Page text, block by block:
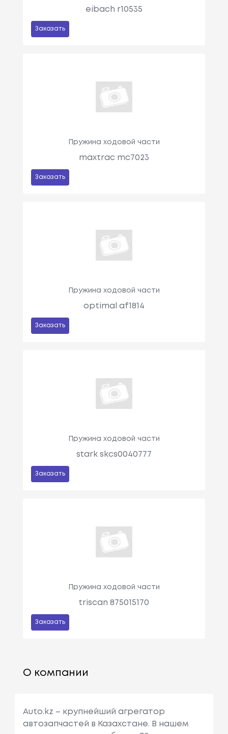
eibach r10535
Заказать
Пружина ходовой части
maxtrac mc7023
Заказать
Пружина ходовой части
optimal af1814
Заказать
Пружина ходовой части
stark skcs0040777
Заказать
Пружина ходовой части
triscan 875015170
Заказать
О компании
Auto.kz – крупнейший агрегатор
автозапчастей в Казахстане. В нашем